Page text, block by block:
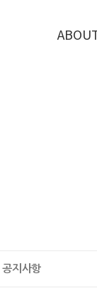
공지사항